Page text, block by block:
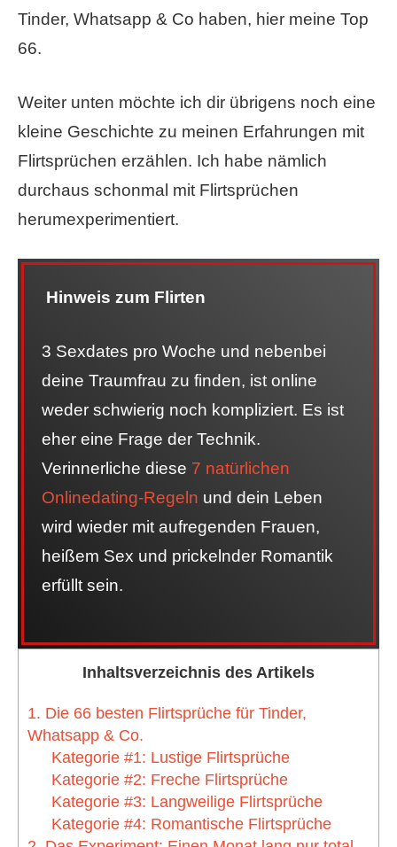
Tinder, Whatsapp & Co haben, hier meine Top
66.
Weiter unten möchte ich dir übrigens noch eine
kleine Geschichte zu meinen Erfahrungen mit
Flirtsprüchen erzählen. Ich habe nämlich
durchaus schonmal mit Flirtsprüchen
herumexperimentiert.
Hinweis zum Flirten
3 Sexdates pro Woche und nebenbei
deine Traumfrau zu finden, ist online
weder schwierig noch kompliziert. Es ist
eher eine Frage der Technik.
Verinnerliche diese 7 natürlichen
Onlinedating-Regeln und dein Leben
wird wieder mit aufregenden Frauen,
heißem Sex und prickelnder Romantik
erfüllt sein.
Inhaltsverzeichnis des Artikels
1. Die 66 besten Flirtsprüche für Tinder,
Whatsapp & Co.
Kategorie #1: Lustige Flirtsprüche
Kategorie #2: Freche Flirtsprüche
Kategorie #3: Langweilige Flirtsprüche
Kategorie #4: Romantische Flirtsprüche